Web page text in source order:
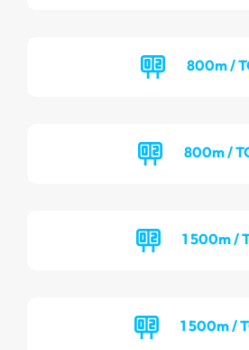
800m /
800m /
1 500m /
1 500m /